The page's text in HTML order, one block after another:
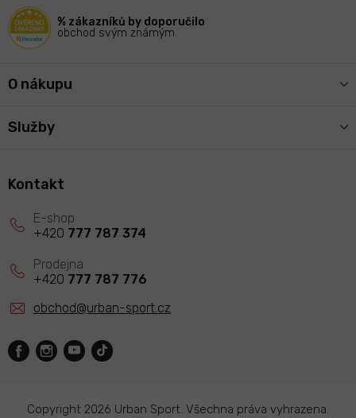
% zákazníků by doporučilo
obchod svým známým
O nákupu
Služby
Kontakt
obchod@urban-sport.cz
+420 777 787 374
+420 777 787 776
Copyright 2026 Urban Sport . Všechna práva vyhrazena.